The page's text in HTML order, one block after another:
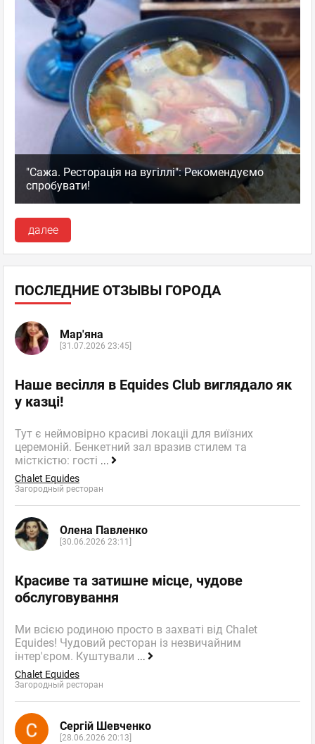
"Сажа. Ресторація на вугіллі": Рекомендуємо
спробувати!
далее
ПОСЛЕДНИЕ ОТЗЫВЫ ГОРОДА
Мар'яна
[31.07.2026 23:45]
Наше весілля в Equides Club виглядало як
у казці!
Тут є неймовірно красиві локаціі для виїзних
церемоній. Бенкетний зал вразив стилем та
місткістю: гості ...
Chalet Equides
Загородный ресторан
Олена Павленко
[30.06.2026 23:11]
Красиве та затишне місце, чудове
обслуговування
Ми всією родиною просто в захваті від Chalet
Equides! Чудовий ресторан із незвичайним
інтер'єром. Куштували ...
Chalet Equides
Загородный ресторан
Сергій Шевченко
[28.06.2026 20:13]